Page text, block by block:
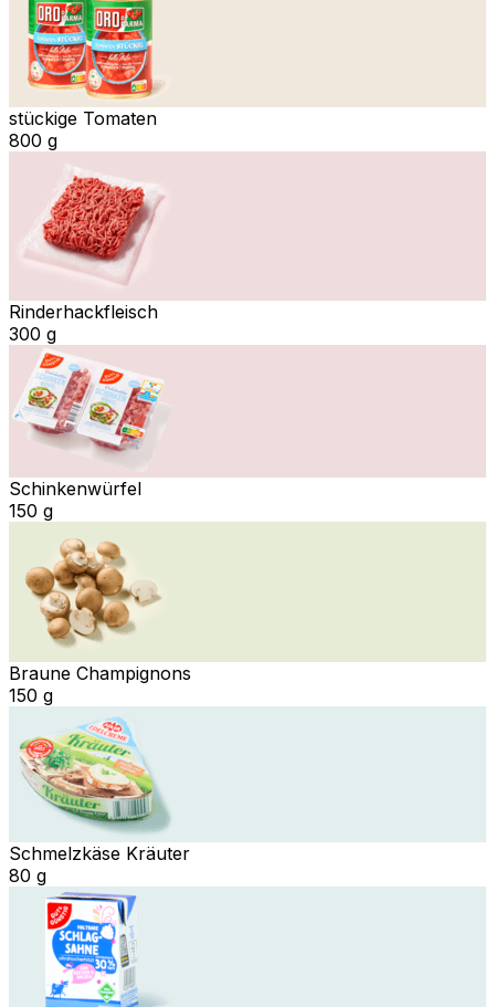
stückige Tomaten
800 g
Rinderhackfleisch
300 g
Schinkenwürfel
150 g
Braune Champignons
150 g
Schmelzkäse Kräuter
80 g